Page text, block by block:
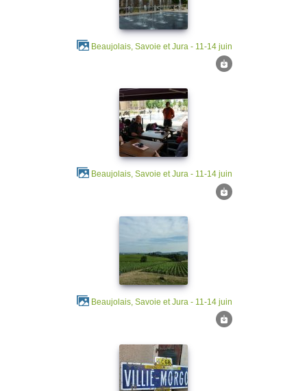
Beaujolais, Savoie et Jura - 11-14 juin
Beaujolais, Savoie et Jura - 11-14 juin
Beaujolais, Savoie et Jura - 11-14 juin